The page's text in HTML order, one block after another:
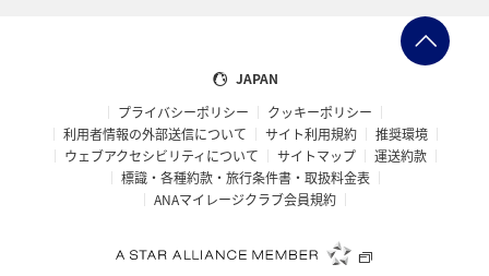
JAPAN
プライバシーポリシー
クッキーポリシー
利用者情報の外部送信について
サイト利用規約
推奨環境
ウェブアクセシビリティについて
サイトマップ
運送約款
標識・各種約款・旅行条件書・取扱料金表
ANAマイレージクラブ会員規約